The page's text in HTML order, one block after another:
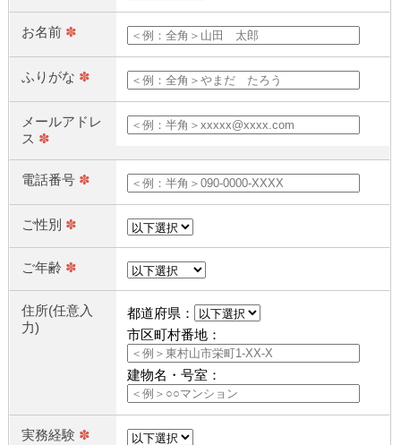
お名前 ✽
ふりがな ✽
メールアドレ
ス ✽
電話番号 ✽
ご性別 ✽
ご年齢 ✽
住所(任意入
力)
都道府県：
市区町村番地：
建物名・号室：
実務経験 ✽